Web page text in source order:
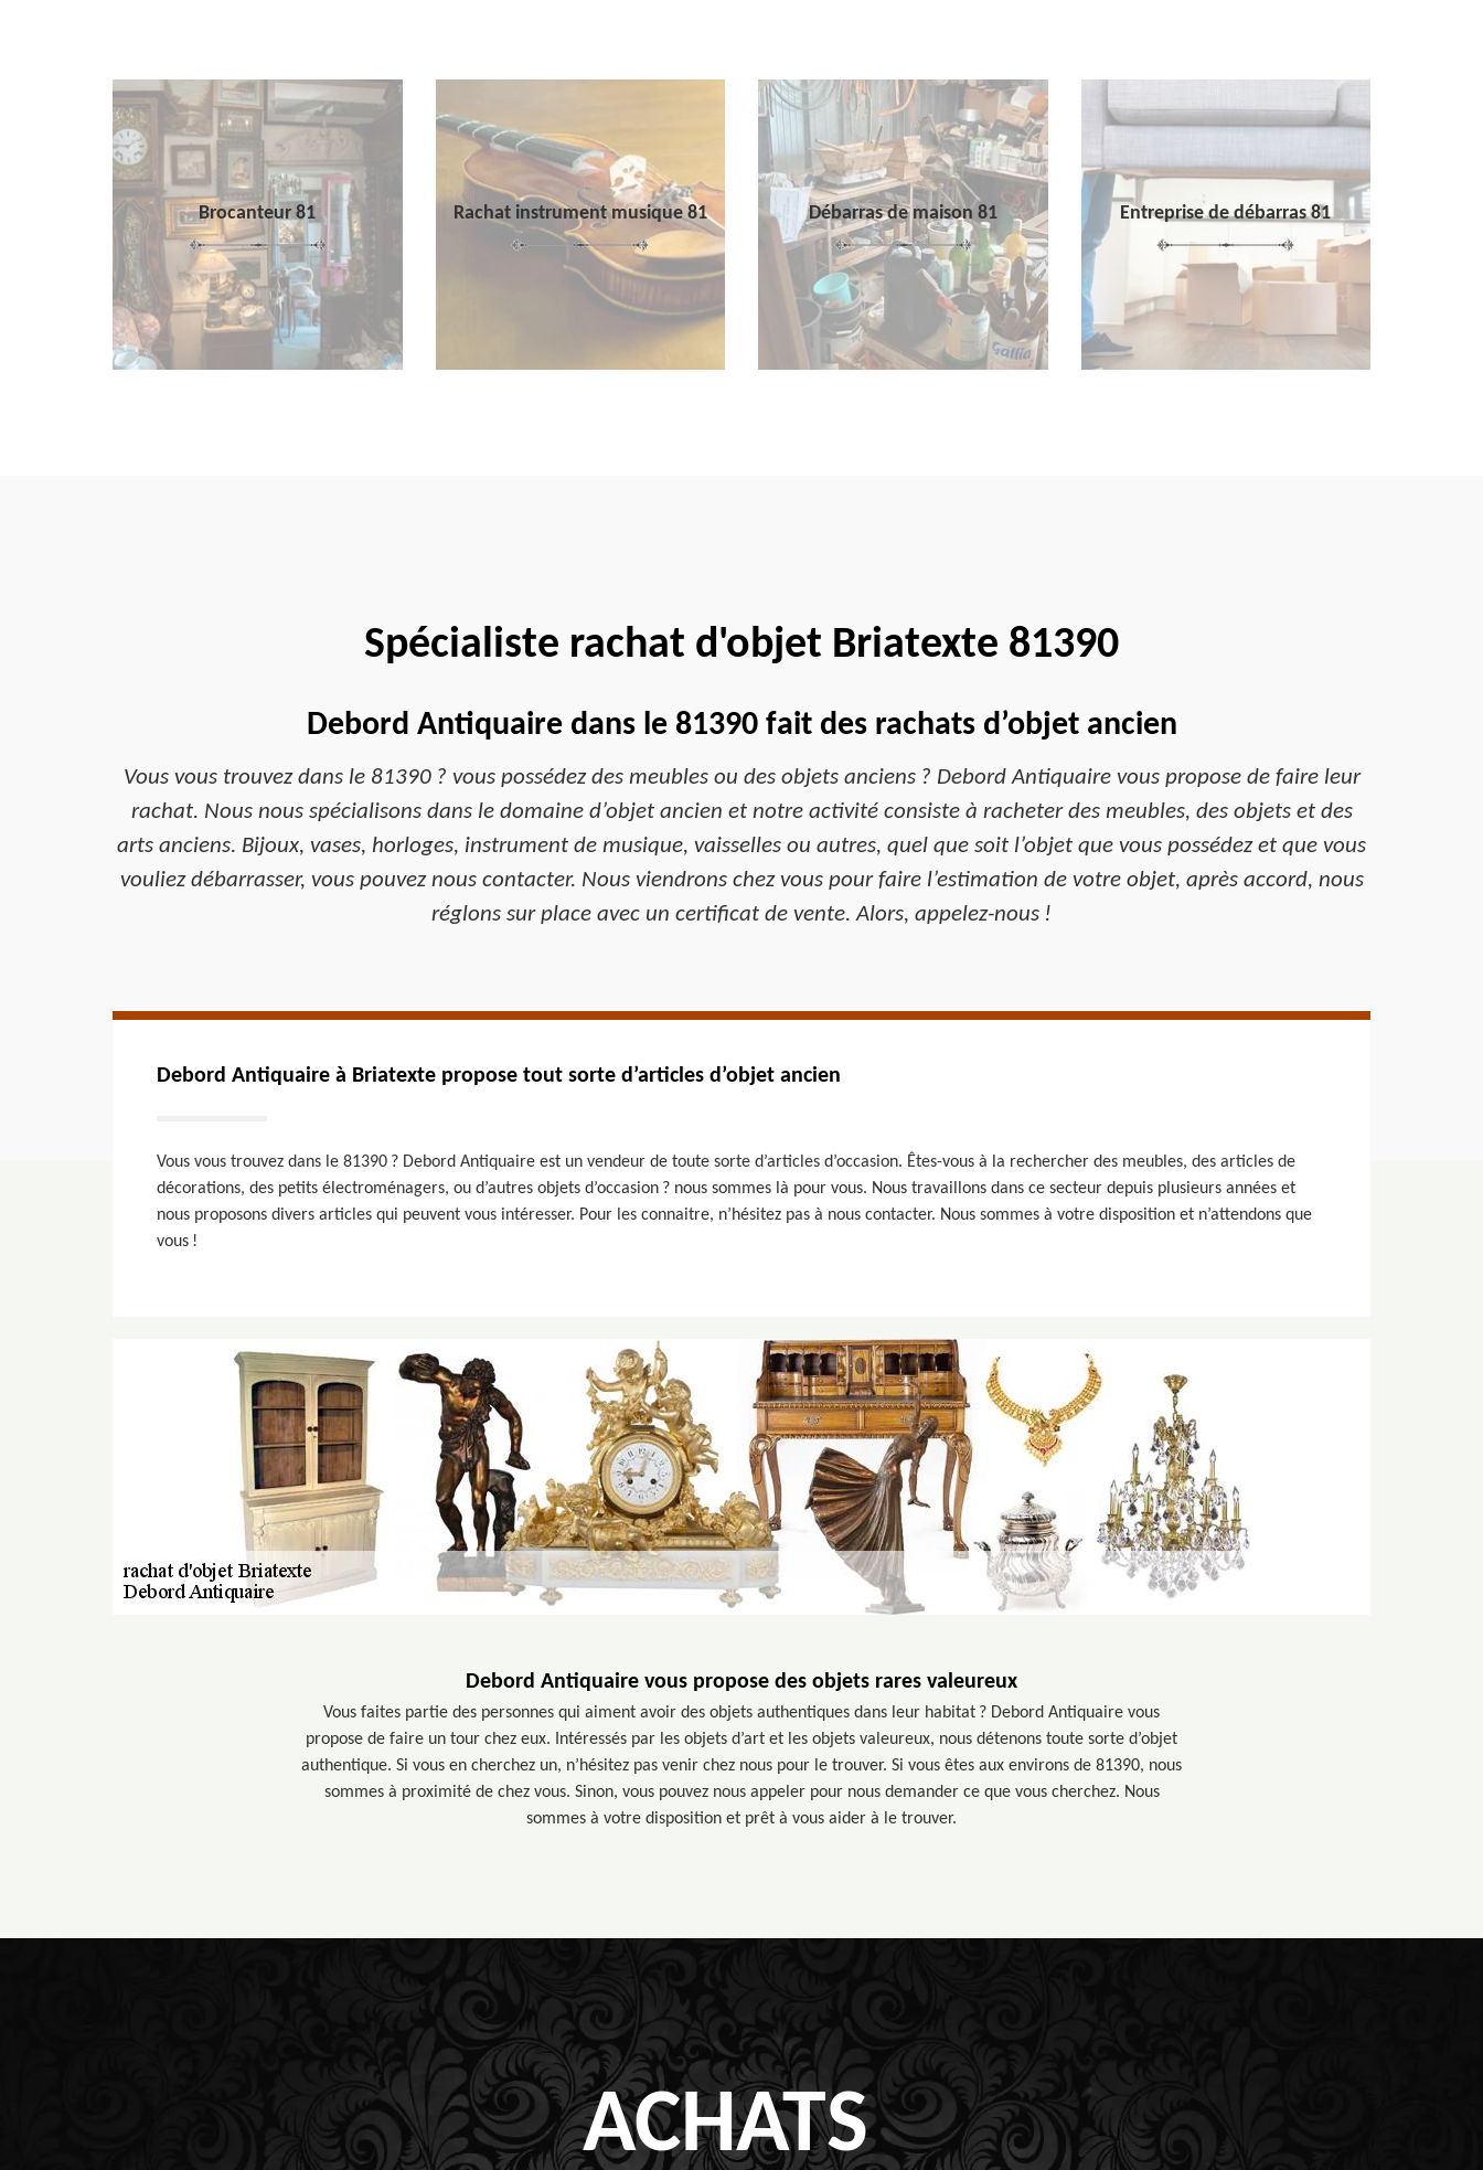
Brocanteur 81 Rachat instrument musique 81 Débarras de maison 81 Entreprise de débarras 81
Spécialiste rachat d'objet Briatexte 81390
Debord Antiquaire dans le 81390 fait des rachats d’objet ancien
Vous vous trouvez dans le 81390 ? vous possédez des meubles ou des objets anciens ? Debord Antiquaire vous propose de faire leur
rachat. Nous nous spécialisons dans le domaine d’objet ancien et notre activité consiste à racheter des meubles, des objets et des
arts anciens. Bijoux, vases, horloges, instrument de musique, vaisselles ou autres, quel que soit l’objet que vous possédez et que vous
vouliez débarrasser, vous pouvez nous contacter. Nous viendrons chez vous pour faire l’estimation de votre objet, après accord, nous
réglons sur place avec un certificat de vente. Alors, appelez-nous !
Debord Antiquaire à Briatexte propose tout sorte d’articles d’objet ancien
Vous vous trouvez dans le 81390 ? Debord Antiquaire est un vendeur de toute sorte d’articles d’occasion. Êtes-vous à la rechercher des meubles, des articles de
décorations, des petits électroménagers, ou d’autres objets d’occasion ? nous sommes là pour vous. Nous travaillons dans ce secteur depuis plusieurs années et
nous proposons divers articles qui peuvent vous intéresser. Pour les connaitre, n’hésitez pas à nous contacter. Nous sommes à votre disposition et n’attendons que
vous !
Debord Antiquaire vous propose des objets rares valeureux
Vous faites partie des personnes qui aiment avoir des objets authentiques dans leur habitat ? Debord Antiquaire vous
propose de faire un tour chez eux. Intéressés par les objets d’art et les objets valeureux, nous détenons toute sorte d’objet
authentique. Si vous en cherchez un, n’hésitez pas venir chez nous pour le trouver. Si vous êtes aux environs de 81390, nous
sommes à proximité de chez vous. Sinon, vous pouvez nous appeler pour nous demander ce que vous cherchez. Nous
sommes à votre disposition et prêt à vous aider à le trouver.
ACHATS